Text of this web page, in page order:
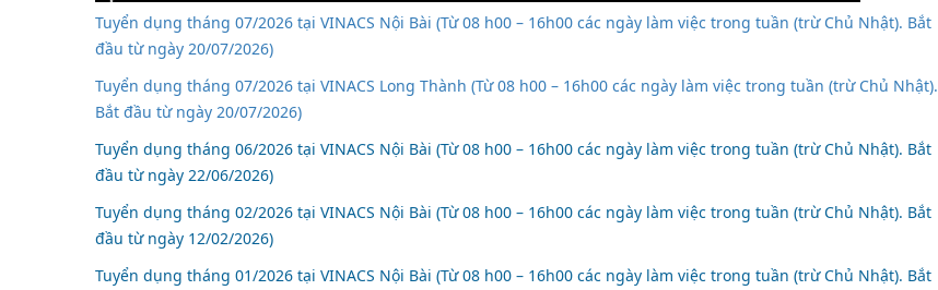
Tuyển dụng tháng 07/2026 tại VINACS Nội Bài (Từ 08 h00 – 16h00 các ngày làm việc trong tuần (trừ Chủ Nhật). Bắt
đầu từ ngày 20/07/2026)
Tuyển dụng tháng 07/2026 tại VINACS Long Thành (Từ 08 h00 – 16h00 các ngày làm việc trong tuần (trừ Chủ Nhật).
Bắt đầu từ ngày 20/07/2026)
Tuyển dụng tháng 06/2026 tại VINACS Nội Bài (Từ 08 h00 – 16h00 các ngày làm việc trong tuần (trừ Chủ Nhật). Bắt
đầu từ ngày 22/06/2026)
Tuyển dụng tháng 02/2026 tại VINACS Nội Bài (Từ 08 h00 – 16h00 các ngày làm việc trong tuần (trừ Chủ Nhật). Bắt
đầu từ ngày 12/02/2026)
Tuyển dụng tháng 01/2026 tại VINACS Nội Bài (Từ 08 h00 – 16h00 các ngày làm việc trong tuần (trừ Chủ Nhật). Bắt